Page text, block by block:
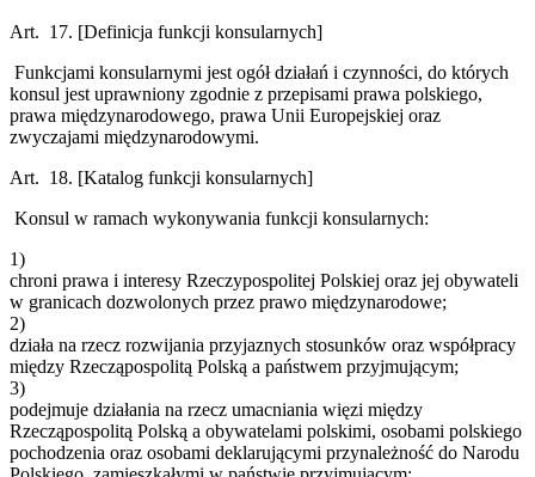
Art. 17. [Definicja funkcji konsularnych]
Funkcjami konsularnymi jest ogół działań i czynności, do których
konsul jest uprawniony zgodnie z przepisami prawa polskiego,
prawa międzynarodowego, prawa Unii Europejskiej oraz
zwyczajami międzynarodowymi.
Art. 18. [Katalog funkcji konsularnych]
Konsul w ramach wykonywania funkcji konsularnych:
1)
chroni prawa i interesy Rzeczypospolitej Polskiej oraz jej obywateli
w granicach dozwolonych przez prawo międzynarodowe;
2)
działa na rzecz rozwijania przyjaznych stosunków oraz współpracy
między Rzecząpospolitą Polską a państwem przyjmującym;
3)
podejmuje działania na rzecz umacniania więzi między
Rzecząpospolitą Polską a obywatelami polskimi, osobami polskiego
pochodzenia oraz osobami deklarującymi przynależność do Narodu